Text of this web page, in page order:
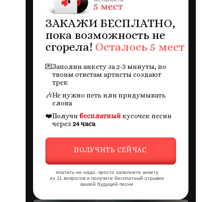
ЗАКАЖИ БЕСПЛАТНО,
пока возможность не
сгорела! Осталось 5 мест
💌Заполни анкету за 2-3 минуты, по
твоим ответам артисты создают
трек
🎶Не нужно петь или придумывать
слова
❤️Получи бесплатныйкусочек песни
через 24 часа
ПОЛУЧИТЬ СЕЙЧАС
платить не надо, просто заполните анкету
из 11 вопросов и получите бесплатный отрывок
вашей будущей песни